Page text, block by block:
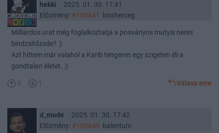
hekki
2025. 01. 30. 17:41
Előzmény: #108641 kissherceg
Milliárdos urat még foglalkoztatja a posványos mutyis neres
bindzsitőzsde? :)
Azt hittem már valahol a Karib tengeren egy szigeten éli a
gondtalan életet. :)
0 1 Válasz erre
d_mode
2025. 01. 30. 17:42
Előzmény: #108649 balentum